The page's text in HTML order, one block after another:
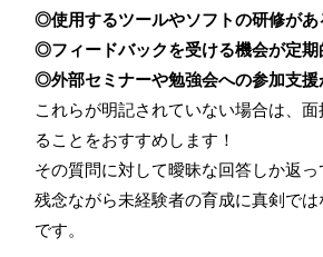
◎使用するツールやソフトの研修があ
◎フィードバックを受ける機会が定期
◎外部セミナーや勉強会への参加支援
これらが明記されていない場合は、
ることをおすすめします！
その質問に対して曖昧な回答しか返っ
残念ながら未経験者の育成に真剣で
です。